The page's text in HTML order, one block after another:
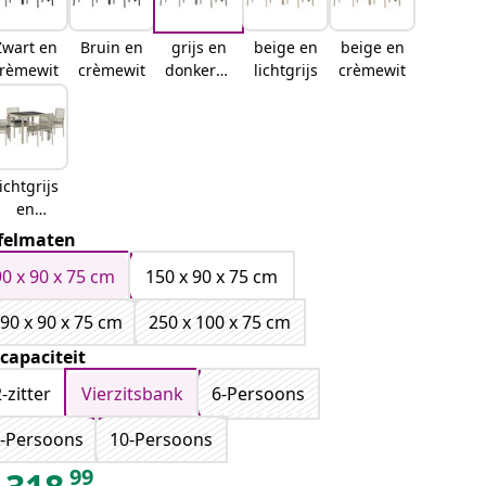
en
Bruin en
crèmewit
grijs en
donkergr
beige en
lichtgrijs
beige en
crèmewit
en
ijs
x 90 x 75 cm
150 x 90 x 75 cm
x 90 x 75 cm
250 x 100 x 75 cm
zitter
Vierzitsbank
6-Persoons
Persoons
10-Persoons
99